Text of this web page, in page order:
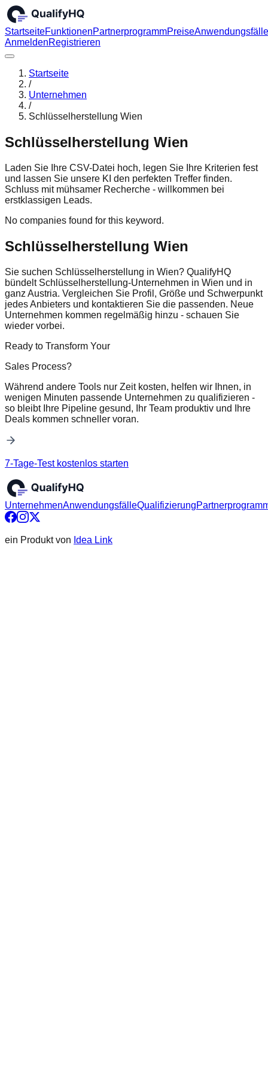
StartseiteFunktionenPartnerprogrammPreiseAnwendungsfälle
AnmeldenRegistrieren
Startseite
/
Unternehmen
/
Schlüsselherstellung Wien
Schlüsselherstellung Wien
Laden Sie Ihre CSV-Datei hoch, legen Sie Ihre Kriterien fest
und lassen Sie unsere KI den perfekten Treffer finden.
Schluss mit mühsamer Recherche - willkommen bei
erstklassigen Leads.
No companies found for this keyword.
Schlüsselherstellung Wien
Sie suchen Schlüsselherstellung in Wien? QualifyHQ
bündelt Schlüsselherstellung-Unternehmen in Wien und in
ganz Austria. Vergleichen Sie Profil, Größe und Schwerpunkt
jedes Anbieters und kontaktieren Sie die passenden. Neue
Unternehmen kommen regelmäßig hinzu - schauen Sie
wieder vorbei.
Ready to Transform Your
Sales Process?
Während andere Tools nur Zeit kosten, helfen wir Ihnen, in
wenigen Minuten passende Unternehmen zu qualifizieren -
so bleibt Ihre Pipeline gesund, Ihr Team produktiv und Ihre
Deals kommen schneller voran.
7-Tage-Test kostenlos starten
UnternehmenAnwendungsfälleQualifizierung
ein Produkt von Idea Link